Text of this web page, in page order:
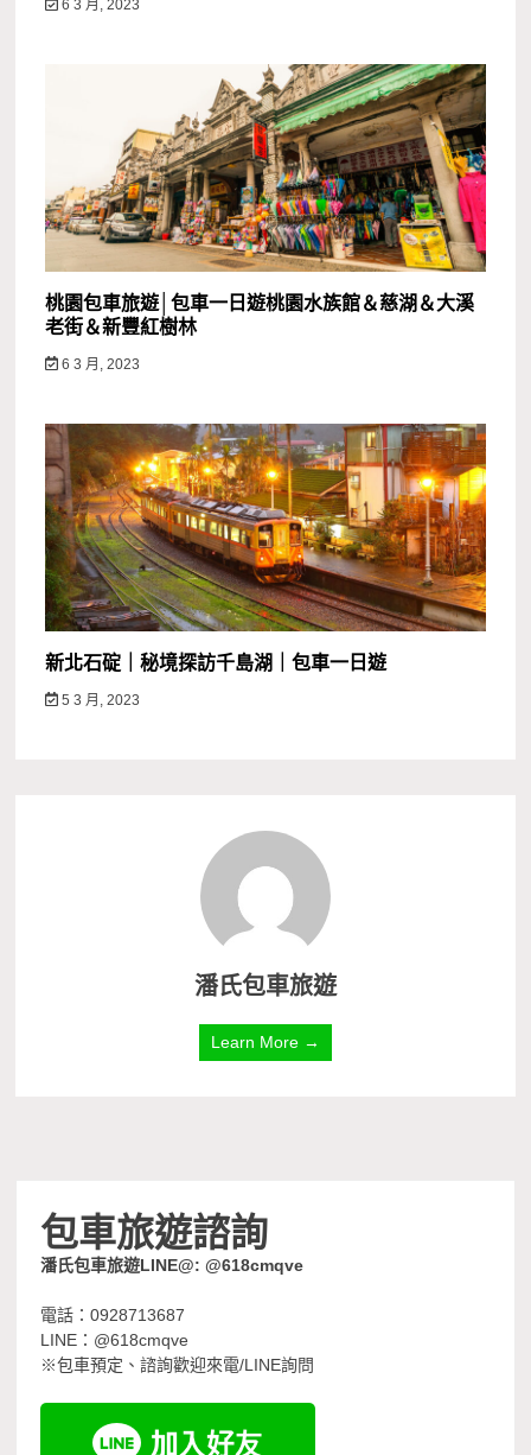
6 3 月, 2023
桃園包車旅遊│包車一日遊桃園水族館＆慈湖＆大溪
老街＆新豐紅樹林
6 3 月, 2023
新北石碇｜秘境探訪千島湖｜包車一日遊
5 3 月, 2023
潘氏包車旅遊
Learn More →
包車旅遊諮詢
潘氏包車旅遊LINE@: @618cmqve
電話：0928713687
LINE：@618cmqve
※包車預定、諮詢歡迎來電/LINE詢問